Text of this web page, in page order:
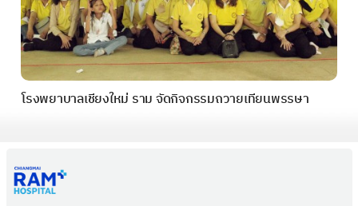
โรงพยาบาลเชียงใหม่ ราม จัดกิจกรรมถวายเทียนพรรษา